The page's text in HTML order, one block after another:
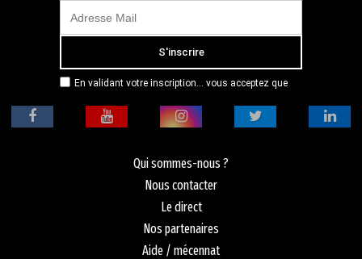
En validant votre inscription... vous acceptez que
adresse email dans le but de vous envoyer
mensuellement sa lettre d’informations. Pour plus
politique de confidentialité.
Qui sommes-nous ?
Nous contacter
Le direct
Nos partenaires
Aide / mécennat